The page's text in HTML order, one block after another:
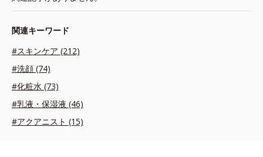
関連キーワード
#スキンケア (212)
#洗顔 (74)
#化粧水 (73)
#乳液・保湿液 (46)
#アクアニスト (15)